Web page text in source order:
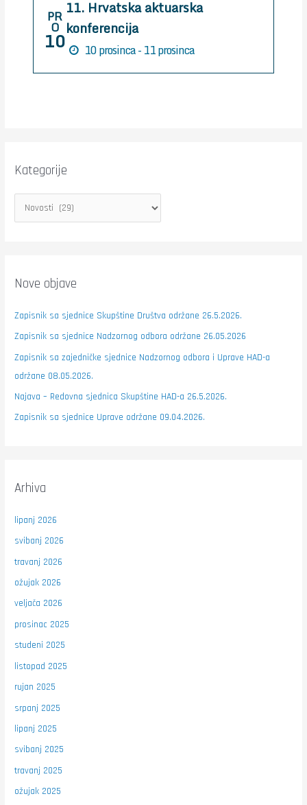
PR
O
10
11. Hrvatska aktuarska
konferencija
10 prosinca - 11 prosinca
Kategorije
Nove objave
Zapisnik sa sjednice Skupštine Društva održane 26.5.2026.
Zapisnik sa sjednice Nadzornog odbora održane 26.05.2026
Zapisnik sa zajedničke sjednice Nadzornog odbora i Uprave HAD-a
održane 08.05.2026.
Najava – Redovna sjednica Skupštine HAD-a 26.5.2026.
Zapisnik sa sjednice Uprave održane 09.04.2026.
Arhiva
lipanj 2026
svibanj 2026
travanj 2026
ožujak 2026
veljača 2026
prosinac 2025
studeni 2025
listopad 2025
rujan 2025
srpanj 2025
lipanj 2025
svibanj 2025
travanj 2025
ožujak 2025